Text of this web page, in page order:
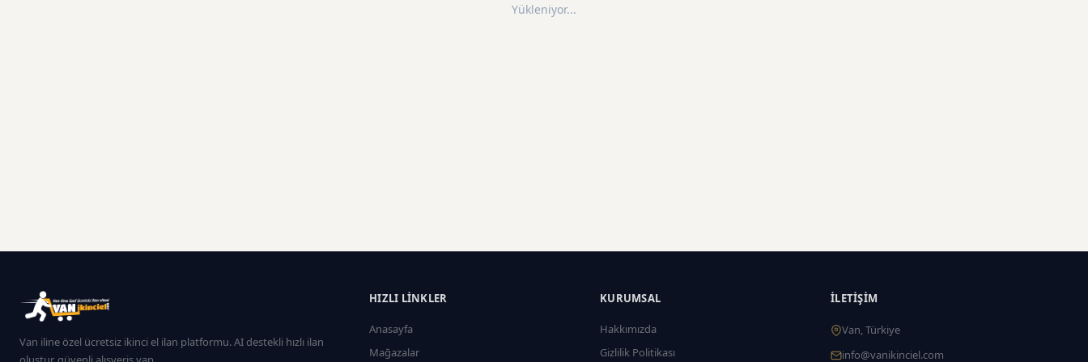
Yükleniyor...
Van iline özel ücretsiz ikinci el ilan platformu. AI destekli hızlı ilan
HIZLI LINKLER
Anasayfa
Mağazalar
KURUMSAL
Hakkımızda
Gizlilik Politikası
İLETIŞIM
Van, Türkiye
info@vanikinciel.com